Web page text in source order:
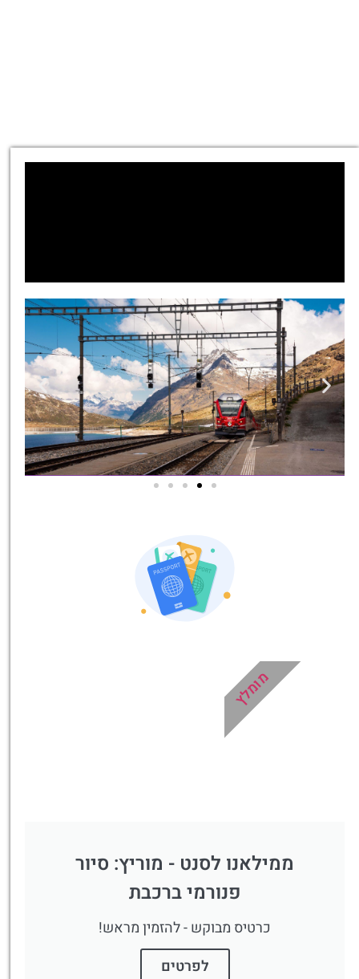
שאסור לכם לפספס!
לחצו פה!
ממילאנו לסנט - מוריץ: סיור
פנורמי ברכבת
כרטיס מבוקש - להזמין מראש!
לפרטים
מומלץ